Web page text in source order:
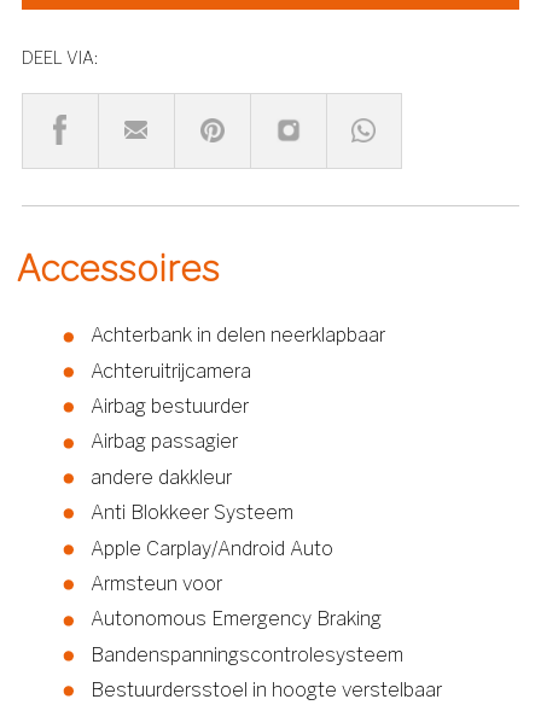
DEEL VIA:
Accessoires
Achterbank in delen neerklapbaar
Achteruitrijcamera
Airbag bestuurder
Airbag passagier
andere dakkleur
Anti Blokkeer Systeem
Apple Carplay/Android Auto
Armsteun voor
Autonomous Emergency Braking
Bandenspanningscontrolesysteem
Bestuurdersstoel in hoogte verstelbaar